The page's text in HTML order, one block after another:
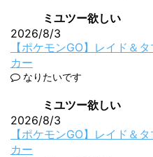
ミユツー欲しい
2026/8/3
【ポケモンGO】レイド＆
カー
なりたいです
ミユツー欲しい
2026/8/3
【ポケモンGO】レイド＆
カー